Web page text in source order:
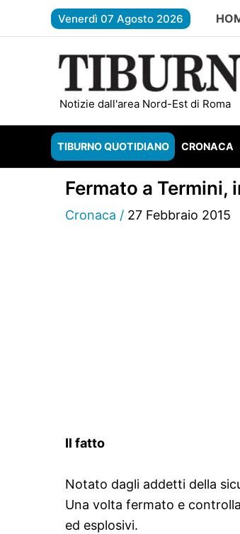
Venerdì 07 Agosto 2026
Notizie dall'area Nord-Est di Roma
FONTE NUOVA – Distacco
TIBURNO QUOTIDIANO CRONACA
Fermato a Termini,
Cronaca / 27 Febbraio 2015
Il fatto
Notato dagli addetti della
Una volta fermato e
ed esplosivi.